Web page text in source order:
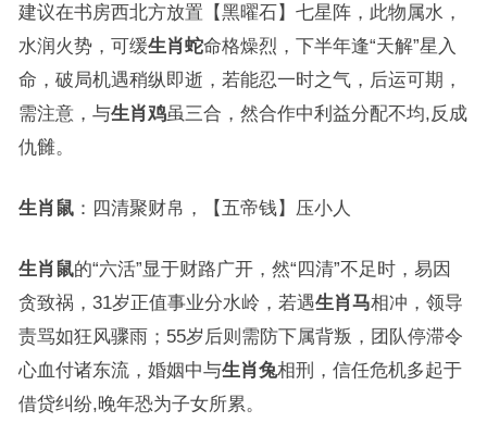
建议在书房西北方放置【黑曜石】七星阵，此物属水，
水润火势，可缓生肖蛇命格燥烈，下半年逢“天解”星入
命，破局机遇稍纵即逝，若能忍一时之气，后运可期，
需注意，与生肖鸡虽三合，然合作中利益分配不均,反成
仇雠。
生肖鼠：四清聚财帛，【五帝钱】压小人
生肖鼠的“六活”显于财路广开，然“四清”不足时，易因
贪致祸，31岁正值事业分水岭，若遇生肖马相冲，领导
责骂如狂风骤雨；55岁后则需防下属背叛，团队停滞令
心血付诸东流，婚姻中与生肖兔相刑，信任危机多起于
借贷纠纷,晚年恐为子女所累。